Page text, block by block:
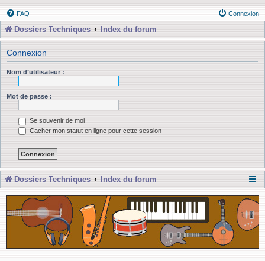
FAQ Connexion
Dossiers Techniques Index du forum
Connexion
Nom d’utilisateur :
Mot de passe :
Se souvenir de moi
Cacher mon statut en ligne pour cette session
Dossiers Techniques Index du forum